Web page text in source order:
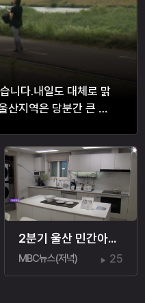
니다.내일도 대체로 맑
산지역은 당분간 큰 비
2분기 울산 민간아파트 초기 분양률 급감
MBC뉴스(저녁) 25